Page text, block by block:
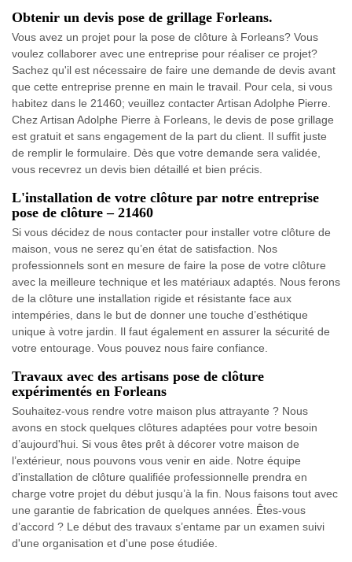
Obtenir un devis pose de grillage Forleans.
Vous avez un projet pour la pose de clôture à Forleans? Vous
voulez collaborer avec une entreprise pour réaliser ce projet?
Sachez qu'il est nécessaire de faire une demande de devis avant
que cette entreprise prenne en main le travail. Pour cela, si vous
habitez dans le 21460; veuillez contacter Artisan Adolphe Pierre.
Chez Artisan Adolphe Pierre à Forleans, le devis de pose grillage
est gratuit et sans engagement de la part du client. Il suffit juste
de remplir le formulaire. Dès que votre demande sera validée,
vous recevrez un devis bien détaillé et bien précis.
L'installation de votre clôture par notre entreprise
pose de clôture – 21460
Si vous décidez de nous contacter pour installer votre clôture de
maison, vous ne serez qu’en état de satisfaction. Nos
professionnels sont en mesure de faire la pose de votre clôture
avec la meilleure technique et les matériaux adaptés. Nous ferons
de la clôture une installation rigide et résistante face aux
intempéries, dans le but de donner une touche d’esthétique
unique à votre jardin. Il faut également en assurer la sécurité de
votre entourage. Vous pouvez nous faire confiance.
Travaux avec des artisans pose de clôture
expérimentés en Forleans
Souhaitez-vous rendre votre maison plus attrayante ? Nous
avons en stock quelques clôtures adaptées pour votre besoin
d’aujourd'hui. Si vous êtes prêt à décorer votre maison de
l’extérieur, nous pouvons vous venir en aide. Notre équipe
d'installation de clôture qualifiée professionnelle prendra en
charge votre projet du début jusqu’à la fin. Nous faisons tout avec
une garantie de fabrication de quelques années. Êtes-vous
d’accord ? Le début des travaux s’entame par un examen suivi
d'une organisation et d'une pose étudiée.